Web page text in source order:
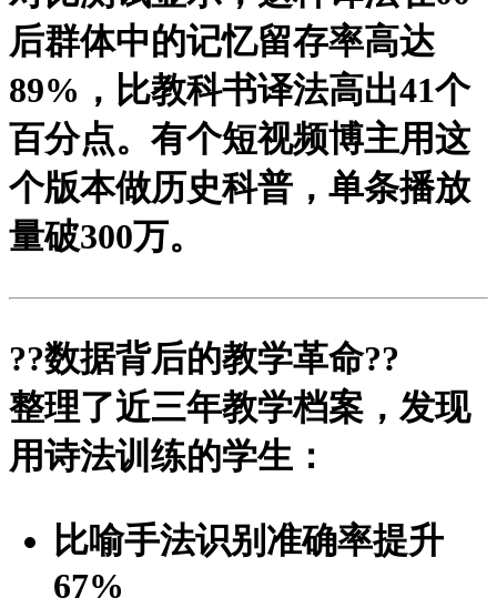
后群体中的记忆留存率高达
89%，比教科书译法高出41个
百分点。有个短视频博主用这
个版本做历史科普，单条播放
量破300万。
??数据背后的教学革命??
整理了近三年教学档案，发现
用诗法训练的学生：
比喻手法识别准确率提升
67%